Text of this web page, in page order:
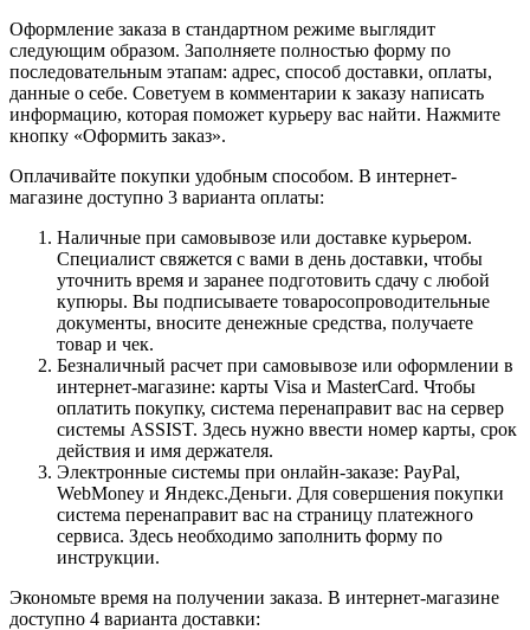
Оформление заказа в стандартном режиме выглядит
следующим образом. Заполняете полностью форму по
последовательным этапам: адрес, способ доставки, оплаты,
данные о себе. Советуем в комментарии к заказу написать
информацию, которая поможет курьеру вас найти. Нажмите
кнопку «Оформить заказ».
Оплачивайте покупки удобным способом. В интернет-
магазине доступно 3 варианта оплаты:
Наличные при самовывозе или доставке курьером.
Специалист свяжется с вами в день доставки, чтобы
уточнить время и заранее подготовить сдачу с любой
купюры. Вы подписываете товаросопроводительные
документы, вносите денежные средства, получаете
товар и чек.
Безналичный расчет при самовывозе или оформлении в
интернет-магазине: карты Visa и MasterCard. Чтобы
оплатить покупку, система перенаправит вас на сервер
системы ASSIST. Здесь нужно ввести номер карты, срок
действия и имя держателя.
Электронные системы при онлайн-заказе: PayPal,
WebMoney и Яндекс.Деньги. Для совершения покупки
система перенаправит вас на страницу платежного
сервиса. Здесь необходимо заполнить форму по
инструкции.
Экономьте время на получении заказа. В интернет-магазине
доступно 4 варианта доставки: